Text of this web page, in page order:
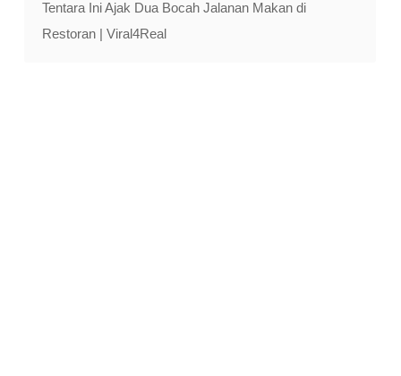
Tentara Ini Ajak Dua Bocah Jalanan Makan di
Restoran | Viral4Real